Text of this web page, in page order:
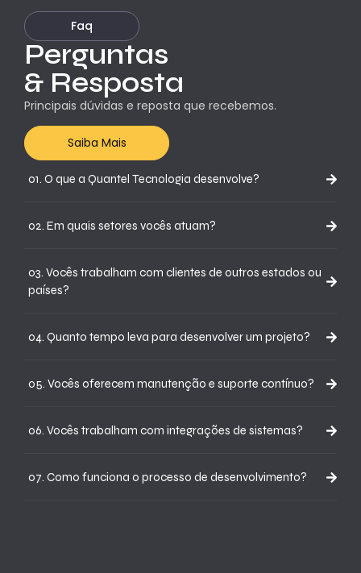
Faq
Perguntas
& Resposta
Principais dúvidas e reposta que recebemos.
Saiba Mais
01. O que a Quantel Tecnologia desenvolve?
02. Em quais setores vocês atuam?
03. Vocês trabalham com clientes de outros estados ou
países?
04. Quanto tempo leva para desenvolver um projeto?
05. Vocês oferecem manutenção e suporte contínuo?
06. Vocês trabalham com integrações de sistemas?
07. Como funciona o processo de desenvolvimento?